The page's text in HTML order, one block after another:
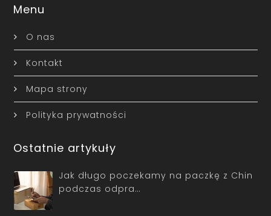
Menu
O nas
Kontakt
Mapa strony
Polityka prywatności
Ostatnie artykuły
Jak długo poczekamy na paczkę z Chin
podczas odpra…